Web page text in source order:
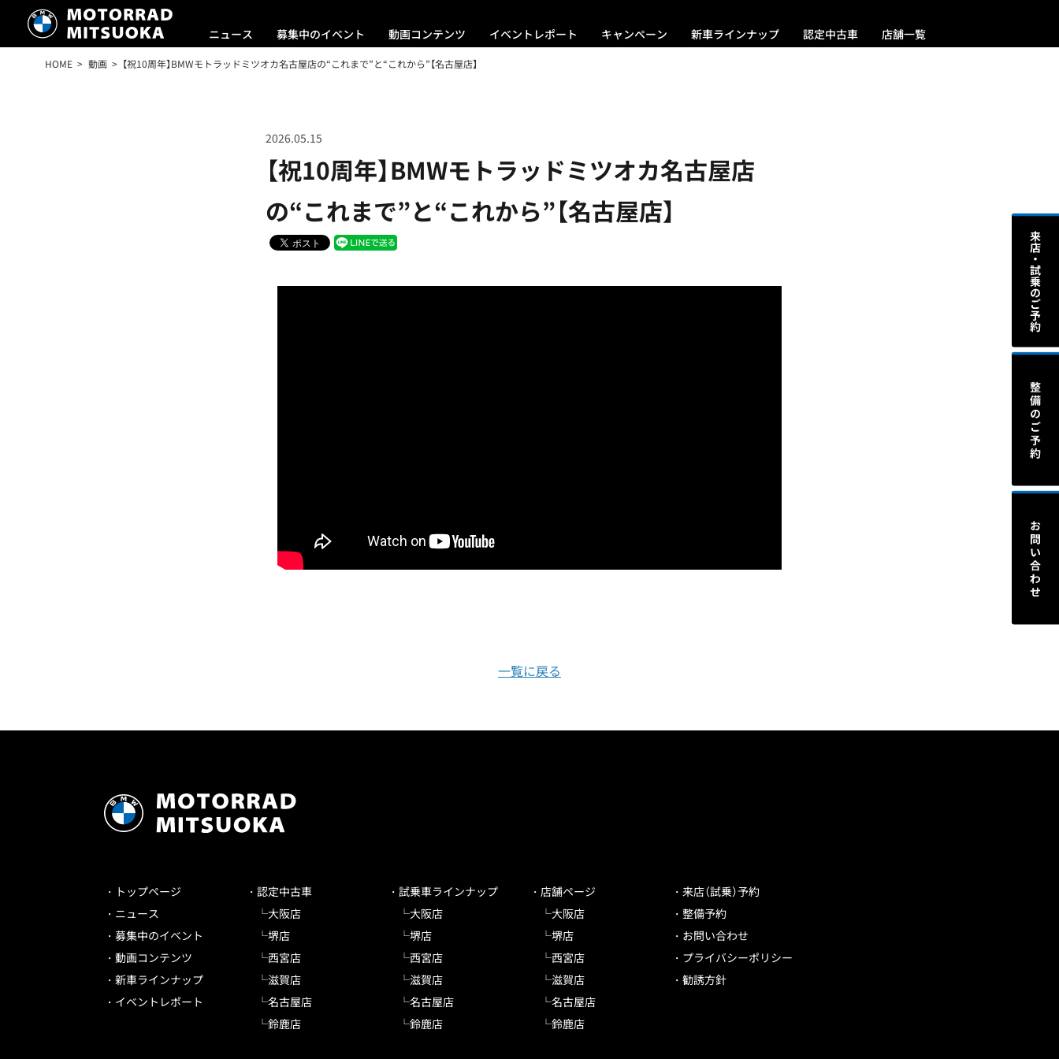
ニュース 募集中のイベント 動画コンテンツ イベントレポート キャンペーン 新車ラインナップ 認定中古車 店舗一覧
HOME 動画 【祝10周年】BMWモトラッドミツオカ名古屋店の“これまで”と“これから”【名古屋店】
【祝10周年】BMWモトラッドミツオカ名古屋店
の“これまで”と“これから”【名古屋店】
2026.05.15
一覧に戻る
トップページ
ニュース
募集中のイベント
動画コンテンツ
新車ラインナップ
イベントレポート
認定中古車
大阪店
堺店
西宮店
滋賀店
名古屋店
鈴鹿店
試乗車ラインナップ
大阪店
堺店
西宮店
滋賀店
名古屋店
鈴鹿店
店舗ページ
大阪店
堺店
西宮店
滋賀店
名古屋店
鈴鹿店
来店（試乗）予約
整備予約
お問い合わせ
プライバシーポリシー
勧誘方針